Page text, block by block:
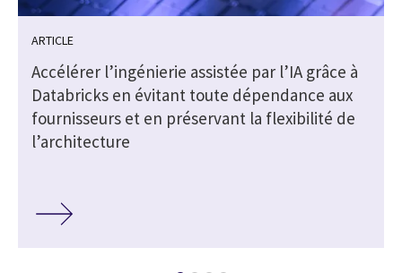
ARTICLE
Accélérer l’ingénierie assistée par l’IA grâce à
Databricks en évitant toute dépendance aux
fournisseurs et en préservant la flexibilité de
l’architecture